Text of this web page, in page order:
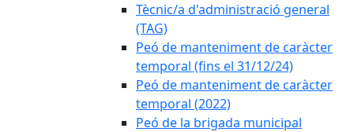
Tècnic/a d'administració general
(TAG)
Peó de manteniment de caràcter
temporal (fins el 31/12/24)
Peó de manteniment de caràcter
temporal (2022)
Peó de la brigada municipal